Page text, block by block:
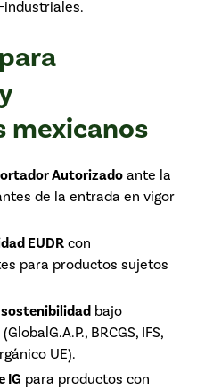
mexicanos
Autorizado ante la
de la entrada en vigor
EUDR con
para productos sujetos
bajo
BRCGS, IFS,
UE).
IG para productos con